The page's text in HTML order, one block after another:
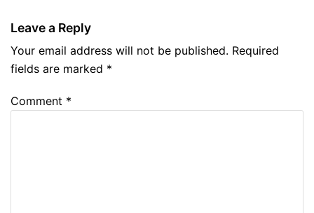
Leave a Reply
Your email address will not be published. Required
fields are marked *
Comment *